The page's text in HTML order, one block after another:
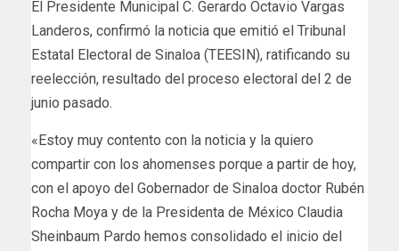
El Presidente Municipal C. Gerardo Octavio Vargas
Landeros, confirmó la noticia que emitió el Tribunal
Estatal Electoral de Sinaloa (TEESIN), ratificando su
reelección, resultado del proceso electoral del 2 de
junio pasado.
«Estoy muy contento con la noticia y la quiero
compartir con los ahomenses porque a partir de hoy,
con el apoyo del Gobernador de Sinaloa doctor Rubén
Rocha Moya y de la Presidenta de México Claudia
Sheinbaum Pardo hemos consolidado el inicio del